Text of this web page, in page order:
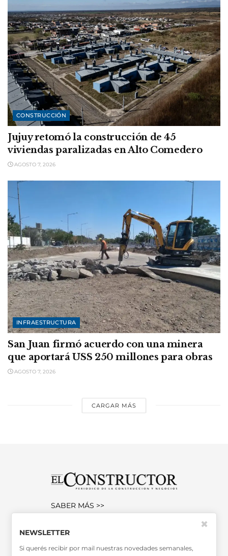
CONSTRUCCIÓN
Jujuy retomó la construcción de 45
viviendas paralizadas en Alto Comedero
AGOSTO 7, 2026
INFRAESTRUCTURA
San Juan firmó acuerdo con una minera
que aportará USS 250 millones para obras
AGOSTO 7, 2026
CARGAR MÁS
SABER MÁS >>
Miembro de la Asociación de
NEWSLETTER
Si querés recibir por mail nuestras novedades semanales,
✖